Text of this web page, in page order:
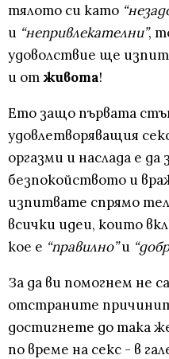
тялото си като
и “непривлекателни”,
удоволствие ще
и отживота!
Ето защо първата
удовлетворяващия
оргазми и наслада е да
безпокойството и
изпитвате спрямо
всички идеи, които
кое е “правилно”и
За да ви помогнем не
отстраните
достигнете до така
по време на секс - в